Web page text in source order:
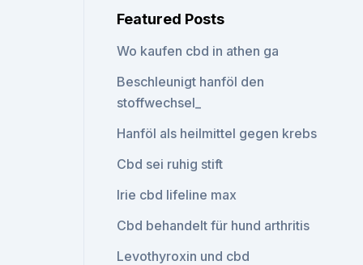
Featured Posts
Wo kaufen cbd in athen ga
Beschleunigt hanföl den
stoffwechsel_
Hanföl als heilmittel gegen krebs
Cbd sei ruhig stift
Irie cbd lifeline max
Cbd behandelt für hund arthritis
Levothyroxin und cbd